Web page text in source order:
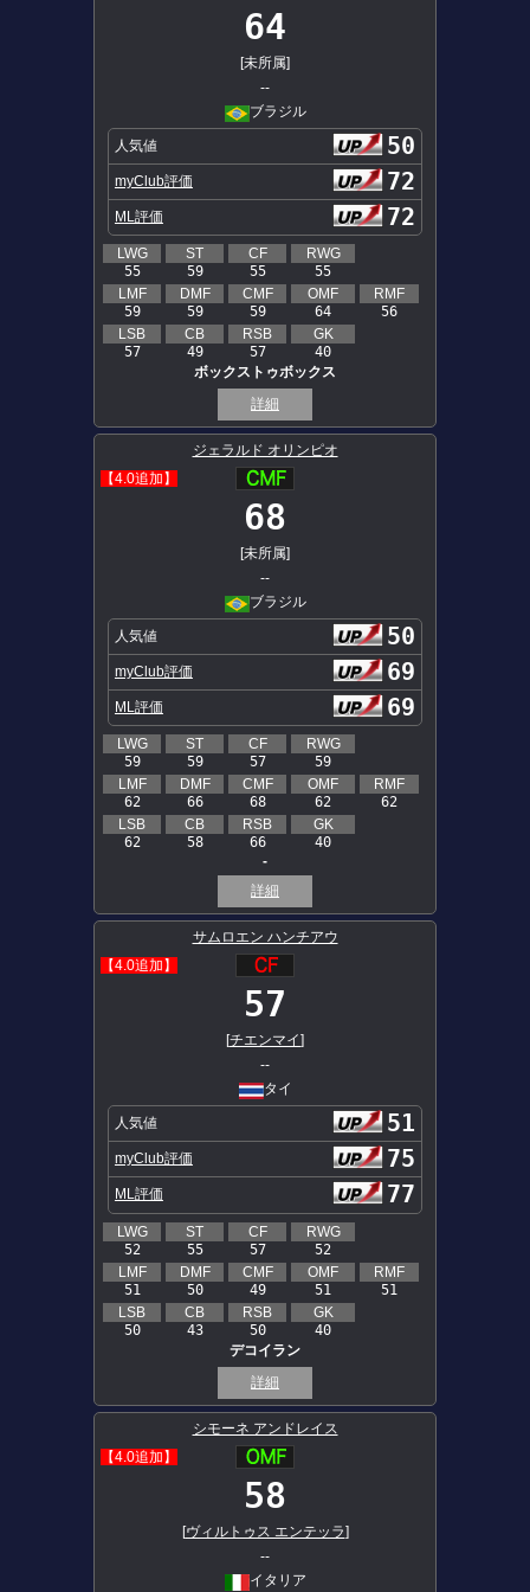
64
[未所属]
--
ブラジル
人気値 50
myClub評価 72
ML評価 72
LWG
55
ST
59
CF
55
RWG
55
LMF
59
DMF
59
CMF
59
OMF
64
RMF
56
LSB
57
CB
49
RSB
57
GK
40
ボックストゥボックス
詳細
ジェラルド オリンピオ
【4.0追加】
68
[未所属]
--
ブラジル
人気値 50
myClub評価 69
ML評価 69
LWG
59
ST
59
CF
57
RWG
59
LMF
62
DMF
66
CMF
68
OMF
62
RMF
62
LSB
62
CB
58
RSB
66
GK
40
-
詳細
サムロエン ハンチアウ
【4.0追加】
57
[チエンマイ]
--
タイ
人気値 51
myClub評価 75
ML評価 77
LWG
52
ST
55
CF
57
RWG
52
LMF
51
DMF
50
CMF
49
OMF
51
RMF
51
LSB
50
CB
43
RSB
50
GK
40
デコイラン
詳細
シモーネ アンドレイス
【4.0追加】
58
[ヴィルトゥス エンテッラ]
--
イタリア